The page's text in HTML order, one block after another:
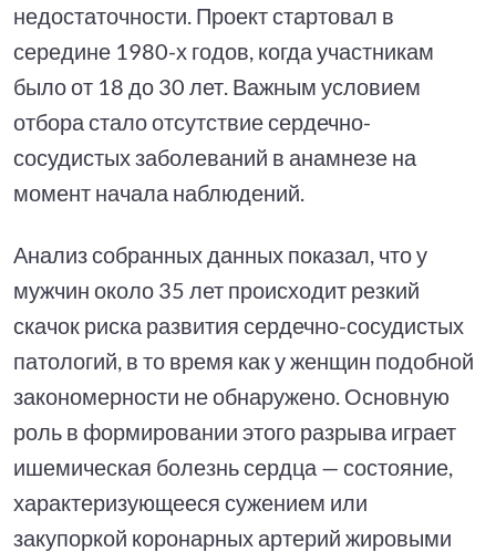
недостаточности. Проект стартовал в
середине 1980-х годов, когда участникам
было от 18 до 30 лет. Важным условием
отбора стало отсутствие сердечно-
сосудистых заболеваний в анамнезе на
момент начала наблюдений.
Анализ собранных данных показал, что у
мужчин около 35 лет происходит резкий
скачок риска развития сердечно-сосудистых
патологий, в то время как у женщин подобной
закономерности не обнаружено. Основную
роль в формировании этого разрыва играет
ишемическая болезнь сердца — состояние,
характеризующееся сужением или
закупоркой коронарных артерий жировыми